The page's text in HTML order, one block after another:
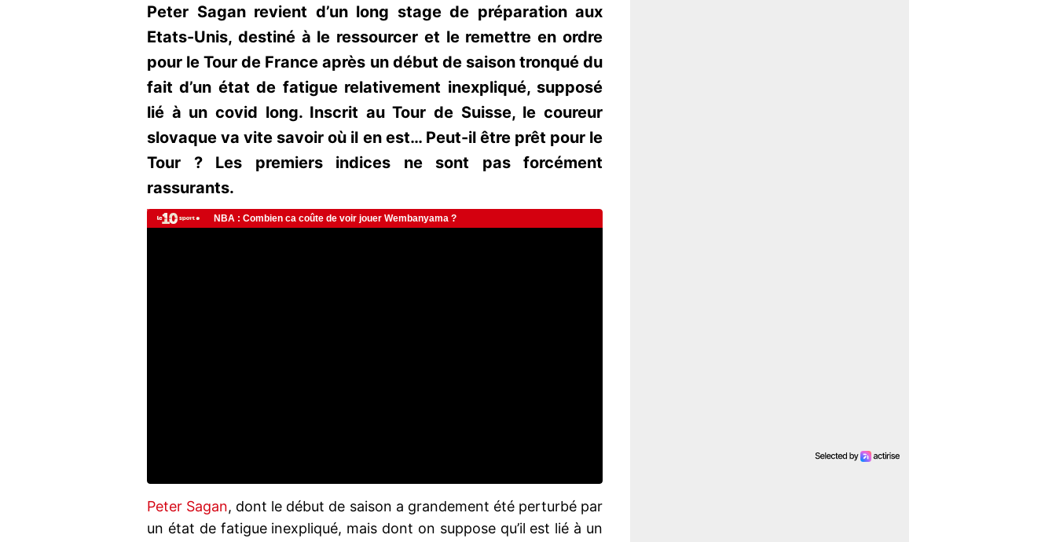
Peter Sagan revient d’un long stage de préparation aux
Etats-Unis, destiné à le ressourcer et le remettre en ordre
pour le Tour de France après un début de saison tronqué du
fait d’un état de fatigue relativement inexpliqué, supposé
lié à un covid long. Inscrit au Tour de Suisse, le coureur
slovaque va vite savoir où il en est… Peut-il être prêt pour le
Tour ? Les premiers indices ne sont pas forcément
rassurants.
Peter Sagan, dont le début de saison a grandement été perturbé par
un état de fatigue inexpliqué, mais dont on suppose qu’il est lié à un